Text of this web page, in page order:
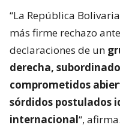
“La República
más firme rechazo
declaraciones de un
derecha,
comprometidos
sórdidos postulados
internacional“, afirma.